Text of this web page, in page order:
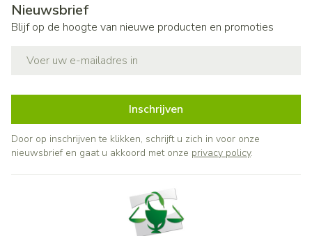
Nieuwsbrief
Blijf op de hoogte van nieuwe producten en promoties
Inschrijven
Door op inschrijven te klikken, schrijft u zich in voor onze
nieuwsbrief en gaat u akkoord met onze privacy policy.